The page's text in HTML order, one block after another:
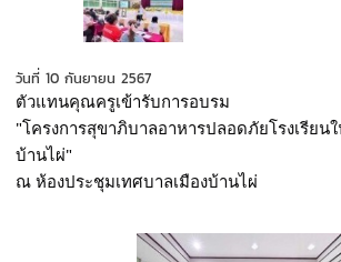
วันที่ 10 กันยายน 2567
ตัวแทนคุณครูเข้ารับการอบรม
"โครงการสุขาภิบาลอาหารปลอดภัยโรงเรียน
บ้านไผ่"
ณ ห้องประชุมเทศบาลเมืองบ้านไผ่